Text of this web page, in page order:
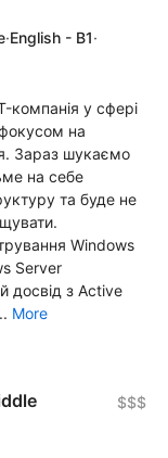
·English - B1·
компанія у сфері
на
Зараз шукаємо
на себе
та буде не
Windows
Server
досвід з Active
More
$$$